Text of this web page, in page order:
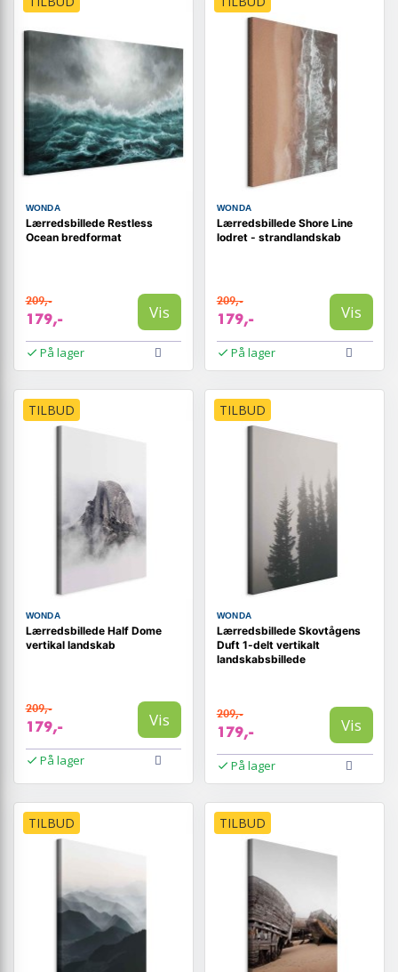
WONDA
Lærredsbillede Restless
Ocean bredformat
209,-
179,- Vis
På lager
WONDA
Lærredsbillede Shore Line
lodret - strandlandskab
209,-
179,- Vis
På lager
TILBUD
WONDA
Lærredsbillede Half Dome
vertikal landskab
209,-
179,- Vis
På lager
TILBUD
WONDA
Lærredsbillede Skovtågens
Duft 1-delt vertikalt
landskabsbillede
209,-
179,- Vis
På lager
TILBUD TILBUD